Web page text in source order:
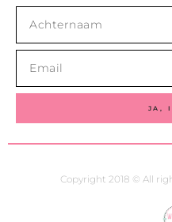
JA,
Copyright 2018 © All